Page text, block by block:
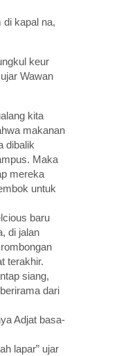
di kapal na,
keur
Wawan
kita
makanan
dibalik
Maka
mereka
untuk
baru
di jalan
terakhir.
siang,
dari
Adjat basa-
lapar” ujar